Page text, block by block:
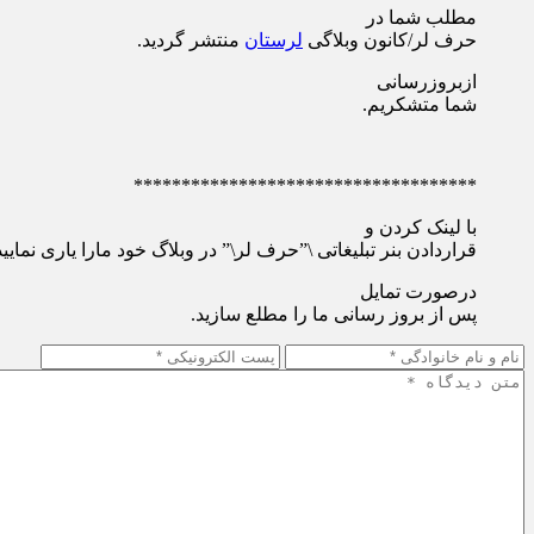
مطلب شما در
حرف لر/کانون وبلاگی لرستان منتشر گردید.
ازبروزرسانی
شما متشکریم.
************************************
با لینک کردن و
قراردادن بنر تبلیغاتی \”حرف لر\” در وبلاگ خود مارا یاری
درصورت تمایل
پس از بروز رسانی ما را مطلع سازید.